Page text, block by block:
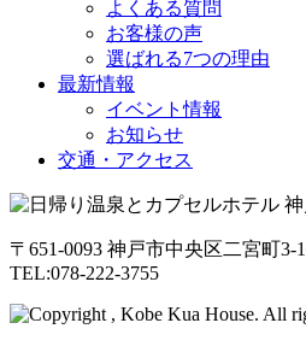
よくある質問
お客様の声
選ばれる7つの理由
最新情報
イベント情報
お知らせ
交通・アクセス
〒651-0093 神戸市中央区二宮町3-
TEL:078-222-3755